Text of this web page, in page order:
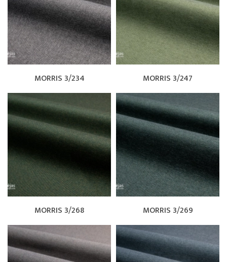
MORRIS 3/234 MORRIS 3/247
MORRIS 3/268 MORRIS 3/269